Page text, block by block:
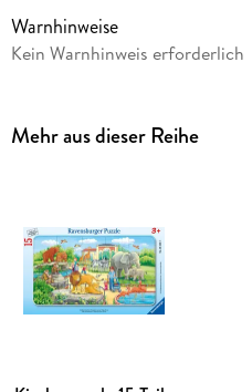
Warnhinweise
Kein Warnhinweis erforderlich
Mehr aus dieser Reihe